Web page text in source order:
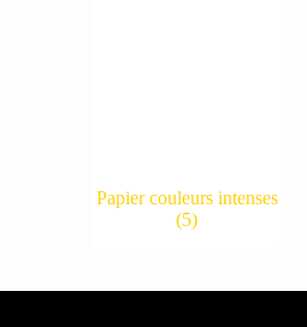
Papier couleurs intenses
(5)